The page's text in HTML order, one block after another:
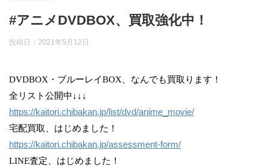
#アニメDVDBOX、買取強化中！
投稿日： 2021年5月12日
DVDBOX・ブルーレイBOX、なんでも買取ります！
全リスト公開中↓↓↓
https://kaitori.chibakan.jp/list/dvd/anime_movie/
宅配買取、はじめました！
https://kaitori.chibakan.jp/assessment-form/
LINE査定、はじめました！